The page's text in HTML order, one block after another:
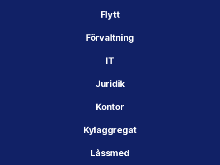
Flytt
Förvaltning
IT
Juridik
Kontor
Kylaggregat
Låssmed